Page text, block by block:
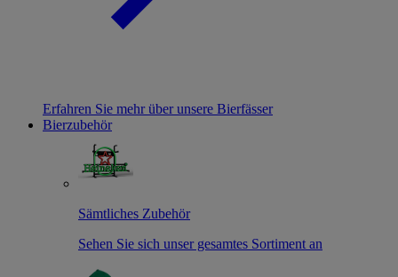
Erfahren Sie mehr über unsere Bierfässer
Bierzubehör
Sämtliches Zubehör
Sehen Sie sich unser gesamtes Sortiment an